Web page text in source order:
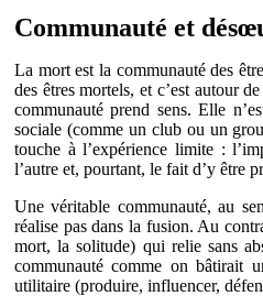
Communauté et
La mort est la communauté des
des êtres mortels, et c’est autour
communauté prend sens. Elle
sociale (comme un club ou un
touche à l’expérience limite :
l’autre et, pourtant, le fait d’y être
Une véritable communauté, au
réalise pas dans la fusion. Au
mort, la solitude) qui relie sans
communauté comme on bâtirait
utilitaire (produire, influencer,